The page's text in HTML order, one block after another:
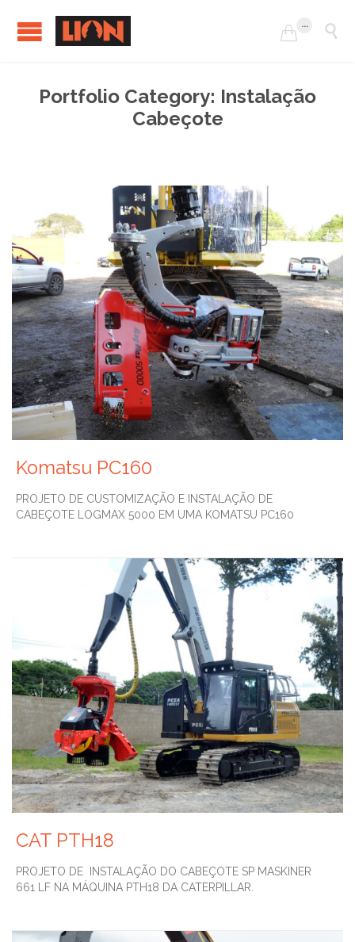

... 
Portfolio Category: Instalação
Cabeçote
Komatsu PC160
PROJETO DE CUSTOMIZAÇÃO E INSTALAÇÃO DE
CABEÇOTE LOGMAX 5000 EM UMA KOMATSU PC160
CAT PTH18
PROJETO DE INSTALAÇÃO DO CABEÇOTE SP MASKINER
661 LF NA MÁQUINA PTH18 DA CATERPILLAR.